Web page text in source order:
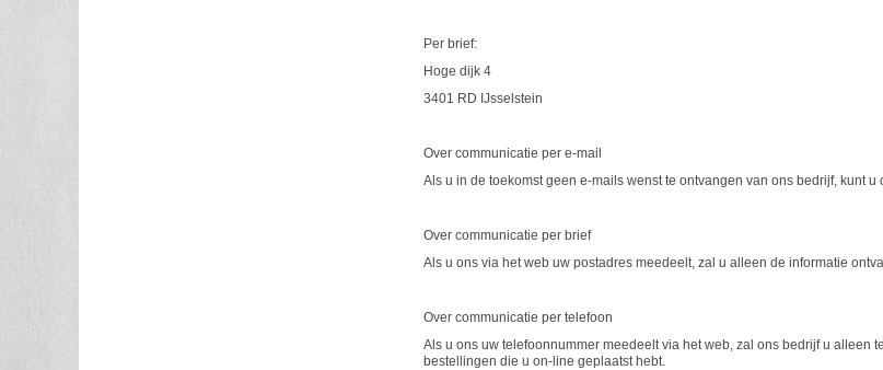
Per brief:
Hoge dijk 4
3401 RD IJsselstein
Over communicatie per e-mail
Als u in de toekomst geen e-mails wenst te ontvangen van ons bedrijf, kunt
Over communicatie per brief
Als u ons via het web uw postadres meedeelt, zal u alleen de informatie
Over communicatie per telefoon
Als u ons uw telefoonnummer meedeelt via het web, zal ons bedrijf u alleen
bestellingen die u on-line geplaatst hebt.